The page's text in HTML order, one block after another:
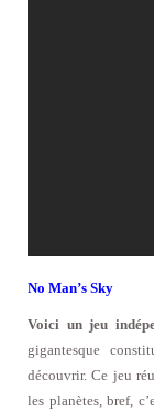
No Man’s Sky
Voici un jeu
gigantesque
découvrir. Ce jeu
les planètes, bref,